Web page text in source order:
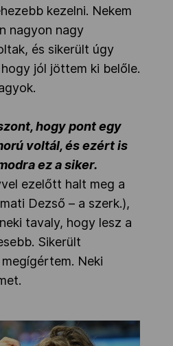
kezelni. Nekem
nagyon nagy
és sikerült úgy
jól jöttem ki belőle.
hogy pont egy
voltál, és ezért is
ez a siker.
ezelőtt halt meg a
Dezső – a szerk.),
tavaly, hogy lesz a
Sikerült
Neki